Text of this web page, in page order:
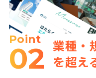
Point
02 業種・
を超え